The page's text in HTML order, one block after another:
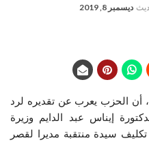
ديسمبر 8, 2019
الحزب يعرب عن تقديره لرد
إيناس عبد الدايم وزيرة
تكليف سيدة منتقبة مديرا لقصر